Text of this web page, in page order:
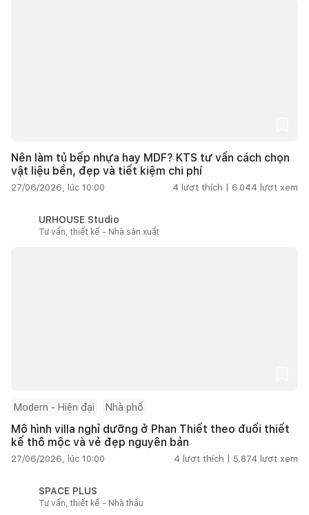
Nên làm tủ bếp nhựa hay MDF? KTS tư vấn cách chọn
vật liệu bền, đẹp và tiết kiệm chi phí
27/06/2026, lúc 10:00 4 lượt thích | 6.044 lượt xem
URHOUSE Studio
Tư vấn, thiết kế - Nhà sản xuất
Modern - Hiện đại Nhà phố
Mô hình villa nghỉ dưỡng ở Phan Thiết theo đuổi thiết
kế thô mộc và vẻ đẹp nguyên bản
27/06/2026, lúc 10:00 4 lượt thích | 5.874 lượt xem
SPACE PLUS
Tư vấn, thiết kế - Nhà thầu